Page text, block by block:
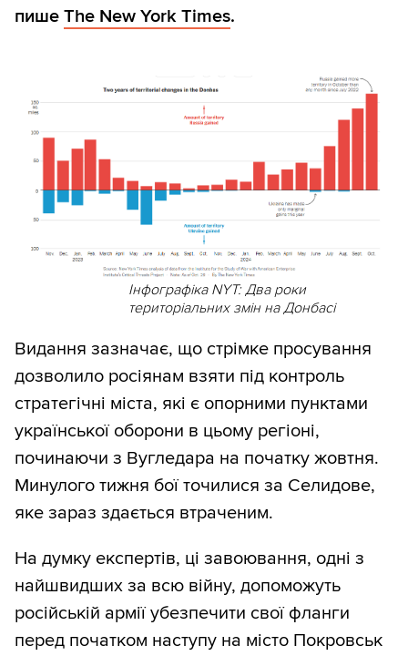
пише The New York Times.
Інфографіка NYT: Два роки
територіальних змін на Донбасі
Видання зазначає, що стрімке просування
дозволило росіянам взяти під контроль
стратегічні міста, які є опорними пунктами
української оборони в цьому регіоні,
починаючи з Вугледара на початку жовтня.
Минулого тижня бої точилися за Селидове,
яке зараз здається втраченим.
На думку експертів, ці завоювання, одні з
найшвидших за всю війну, допоможуть
російській армії убезпечити свої фланги
перед початком наступу на місто Покровськ